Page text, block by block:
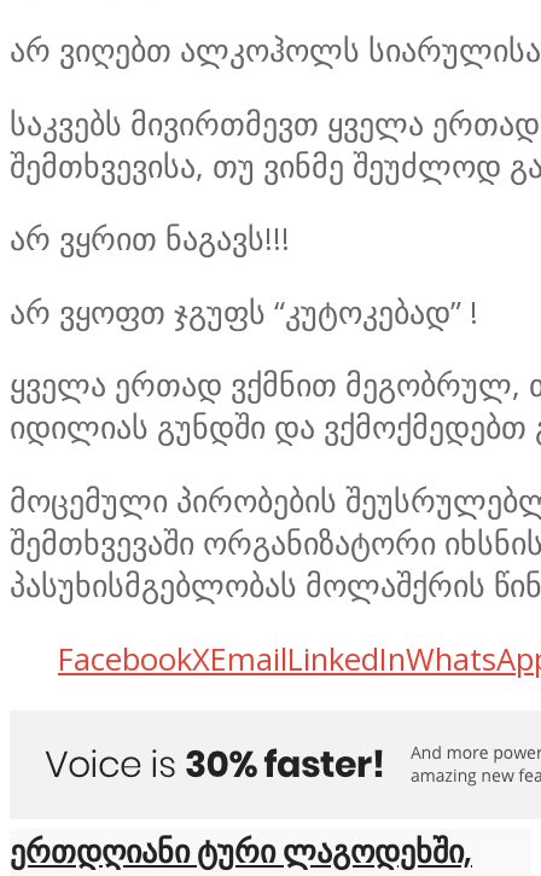
არ ვიღებთ ალკოჰოლს
საკვებს მივირთმევთ ყველა
შემთხვევისა, თუ ვინმე შეუძლოდ
არ ვყრით ნაგავს!!!
არ ვყოფთ ჯგუფს “კუტოკებად” !
ყველა ერთად ვქმნით მეგობრულ,
იდილიას გუნდში და
მოცემული პირობების
შემთხვევაში ორგანიზატორი
პასუხისმგებლობას მოლაშქრის
FacebookXEmailLinkedIn
ერთდღიანი ტური ლაგოდეხში,